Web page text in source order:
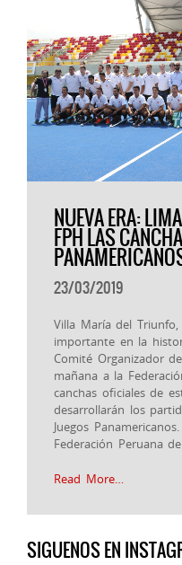
NUEVA ERA:
FPH LAS
23/03/2019
Villa María del
importante en la
Comité Organizador
mañana a la
canchas oficiales de
desarrollarán los
Juegos
Federación Peruana
Read More…
SIGUENOS EN